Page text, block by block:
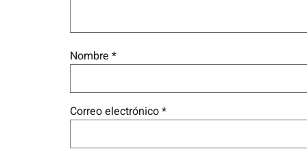
Nombre *
Correo electrónico*